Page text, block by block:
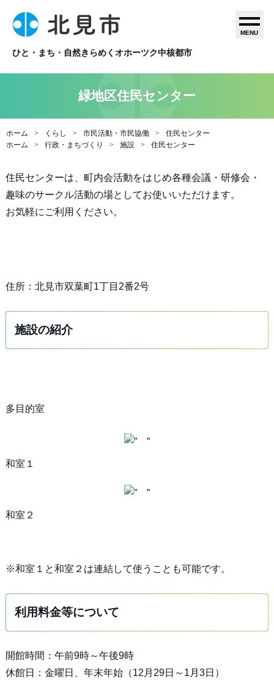
ひと・まち・自然きらめくオホーツク中核都市
MENU
緑地区住民センター
ホーム くらし 市民活動・市民協働
住民センター
ホーム
行政・まちづくり 施設 住民センター
住民センターは、町内会活動をはじめ各種会議・研修会・
趣味のサークル活動の場としてお使いいただけます。
お気軽にご利用ください。
住所：北見市双葉町1丁目2番2号
施設の紹介
多目的室
和室１
和室２
※和室１と和室２は連結して使うことも可能です。
利用料金等について
開館時間：午前9時～午後9時
休館日：金曜日、年末年始（12月29日～1月3日）